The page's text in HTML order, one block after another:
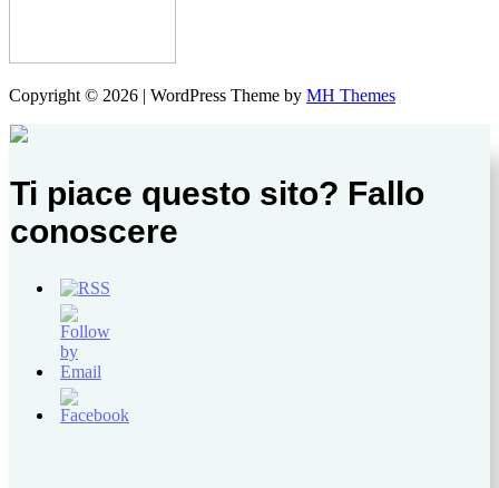
Copyright © 2026 | WordPress Theme by MH Themes
Ti piace questo sito? Fallo
conoscere